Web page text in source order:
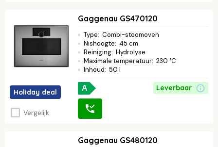
Holiday deal
Vergelijk
Gaggenau GS470120
Type: Combi-stoomoven
Nishoogte: 45 cm
Reiniging: Hydrolyse
Maximale temperatuur: 230 °C
Inhoud: 50 l
A Leverbaar
Gaggenau GS480120